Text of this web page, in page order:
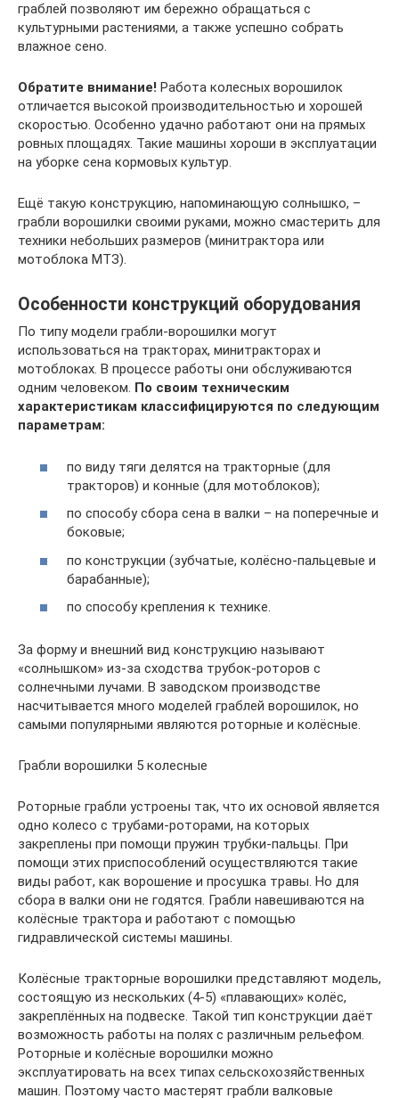
граблей позволяют им бережно обращаться с
культурными растениями, а также успешно собрать
влажное сено.
Обратите внимание! Работа колесных ворошилок
отличается высокой производительностью и хорошей
скоростью. Особенно удачно работают они на прямых
ровных площадях. Такие машины хороши в эксплуатации
на уборке сена кормовых культур.
Ещё такую конструкцию, напоминающую солнышко, –
грабли ворошилки своими руками, можно смастерить для
техники небольших размеров (минитрактора или
мотоблока МТЗ).
Особенности конструкций оборудования
По типу модели грабли-ворошилки могут
использоваться на тракторах, минитракторах и
мотоблоках. В процессе работы они обслуживаются
одним человеком. По своим техническим
характеристикам классифицируются по следующим
параметрам:
по виду тяги делятся на тракторные (для
тракторов) и конные (для мотоблоков);
по способу сбора сена в валки – на поперечные и
боковые;
по конструкции (зубчатые, колёсно-пальцевые и
барабанные);
по способу крепления к технике.
За форму и внешний вид конструкцию называют
«солнышком» из-за сходства трубок-роторов с
солнечными лучами. В заводском производстве
насчитывается много моделей граблей ворошилок, но
самыми популярными являются роторные и колёсные.
Грабли ворошилки 5 колесные
Роторные грабли устроены так, что их основой является
одно колесо с трубами-роторами, на которых
закреплены при помощи пружин трубки-пальцы. При
помощи этих приспособлений осуществляются такие
виды работ, как ворошение и просушка травы. Но для
сбора в валки они не годятся. Грабли навешиваются на
колёсные трактора и работают с помощью
гидравлической системы машины.
Колёсные тракторные ворошилки представляют модель,
состоящую из нескольких (4-5) «плавающих» колёс,
закреплённых на подвеске. Такой тип конструкции даёт
возможность работы на полях с различным рельефом.
Роторные и колёсные ворошилки можно
эксплуатировать на всех типах сельскохозяйственных
машин. Поэтому часто мастерят грабли валковые